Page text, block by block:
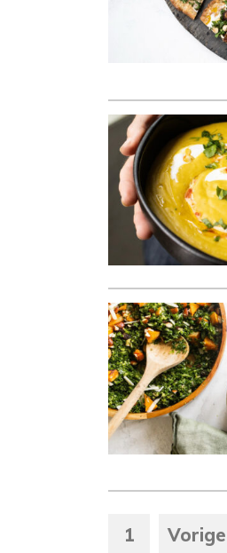
1 Vorige